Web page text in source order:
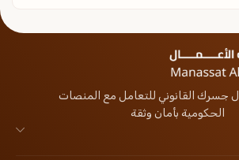
جسرك القانوني للتعامل مع المنصات
الحكومية بأمان وثقة